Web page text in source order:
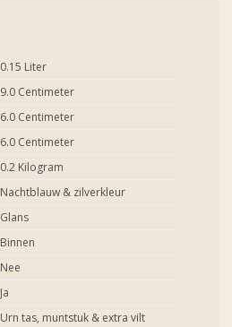
0.15 Liter
9.0 Centimeter
6.0 Centimeter
6.0 Centimeter
0.2 Kilogram
Nachtblauw & zilverkleur
Glans
Binnen
Nee
Ja
Urn tas, muntstuk & extra vilt